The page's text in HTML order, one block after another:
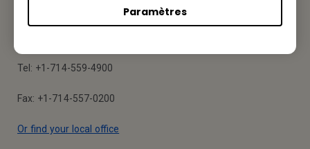
Paramètres
3200 Park Center Drive, Suite 150 Costa Mesa, CA 92626,
Tel: +1-714-559-4900
Fax: +1-714-557-0200
Or find your local office